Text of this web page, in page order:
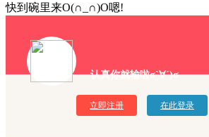
快到碗里来O(∩_∩)O嗯!
认真你就输啦σ`∀´)σ
立即注册 在此登录